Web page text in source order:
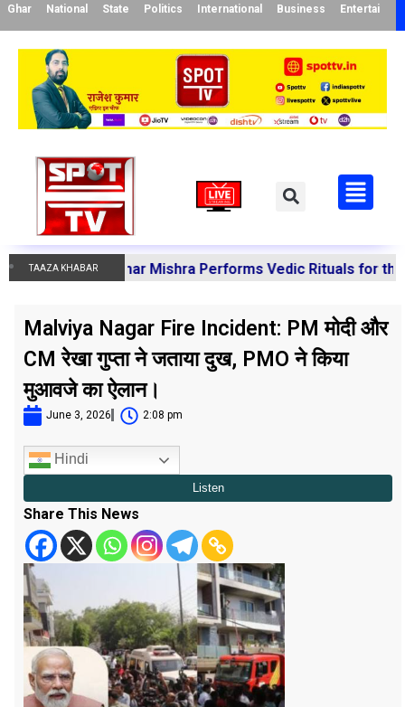
Ghar National State Politics International Business
TAAZA KHABAR
Kumar Mishra Performs Vedic Rituals for the
Malviya Nagar Fire Incident: PM मोदी और
CM रेखा गुप्ता ने जताया दुख, PMO ने किया
मुआवजे का ऐलान।
June 3, 2026 2:08 pm
Hindi
Share This News